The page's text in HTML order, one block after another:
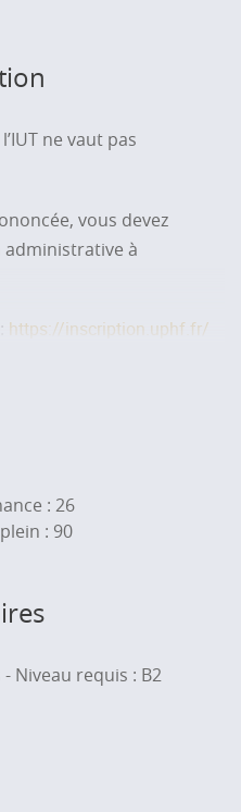
ne vaut pas
vous devez
à
https://inscription.uphf.fr/
scolarite/inscription/
inscription
: 26
: 90
Niveau requis : B2